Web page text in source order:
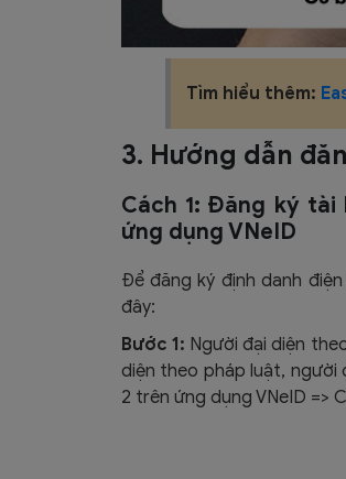
Tìm hiểu thêm:
3. Hướng dẫn
Cách 1: Đăng ký
ứng dụng VNeID
Để đăng ký định danh
đây:
Bước 1: Người đại diện
diện theo pháp luật, người
2 trên ứng dụng VNeID =>